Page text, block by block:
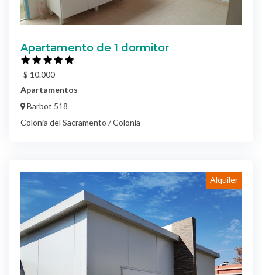
Apartamento de 1 dormitor
$ 10.000
Apartamentos
Barbot 518
Colonia del Sacramento / Colonia
Alquiler